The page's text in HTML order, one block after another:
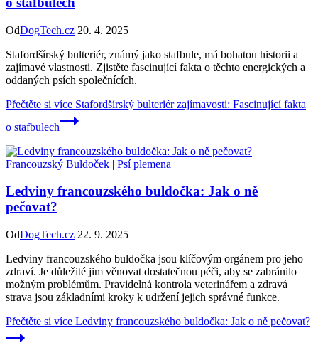
OdDogTech.cz 20. 4. 2025
Stafordšírský bulteriér, známý jako stafbule, má bohatou historii a
zajímavé vlastnosti. Zjistěte fascinující fakta o těchto energických a
oddaných psích společnících.
Přečtěte si více Stafordšírský bulteriér zajímavosti: Fascinující fakta
o stafbulech
Francouzský Buldoček | Psí plemena
Ledviny francouzského buldočka: Jak o ně
pečovat?
OdDogTech.cz 22. 9. 2025
Ledviny francouzského buldočka jsou klíčovým orgánem pro jeho
zdraví. Je důležité jim věnovat dostatečnou péči, aby se zabránilo
možným problémům. Pravidelná kontrola veterinářem a zdravá
strava jsou základními kroky k udržení jejich správné funkce.
Přečtěte si více Ledviny francouzského buldočka: Jak o ně pečovat?